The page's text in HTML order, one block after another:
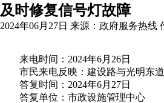
及时修复信号灯故障
2024年06月27日 来源：政府服务热线
来电时间：2024年6月26日
市民来电反映：建设路与光明东
答复时间：2024年6月27日
答复单位：市政设施管理中心